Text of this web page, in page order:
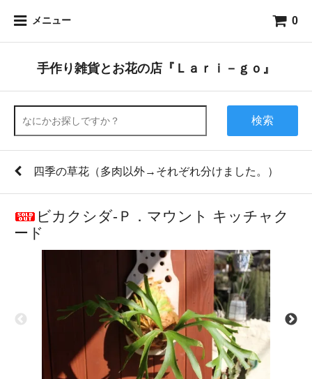
メニュー 0
手作り雑貨とお花の店『Ｌａｒｉ－ｇｏ』
検索
四季の草花（多肉以外→それぞれ分けました。）
ビカクシダ-Ｐ．マウント キッチャク
ード